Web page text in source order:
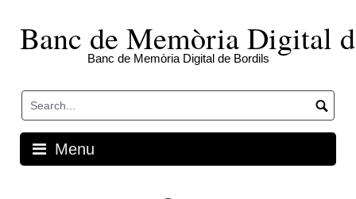
contentBanc de Memòria Digital
Banc de Memòria Digital de Bordils
Menu